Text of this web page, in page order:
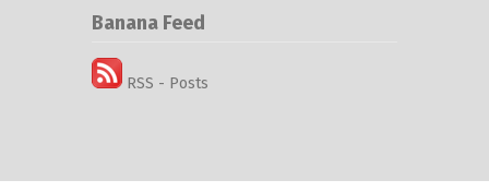
Banana Feed
RSS - Posts